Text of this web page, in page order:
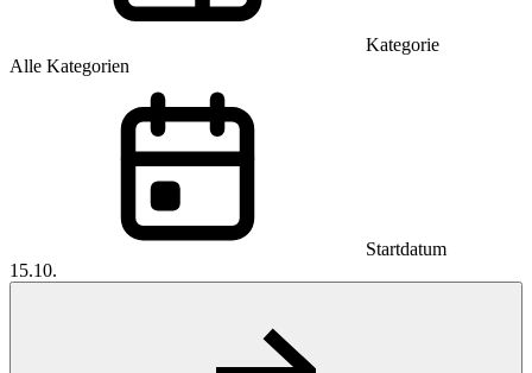
Kategorie
Alle Kategorien
Startdatum
15.10.